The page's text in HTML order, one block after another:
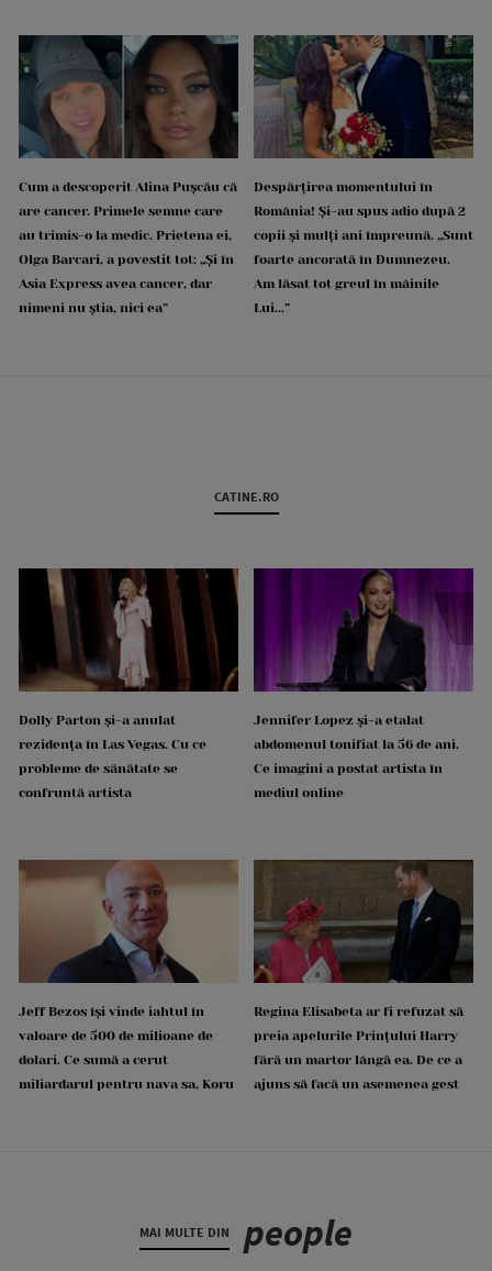
Cum a descoperit Alina Pușcău că
are cancer. Primele semne care
au trimis-o la medic. Prietena ei,
Olga Barcari, a povestit tot: „Și în
Asia Express avea cancer, dar
nimeni nu știa, nici ea”
Despărțirea momentului în
România! Și-au spus adio după 2
copii și mulți ani împreună. „Sunt
foarte ancorată în Dumnezeu.
Am lăsat tot greul în mâinile
Lui...”
CATINE.RO
Dolly Parton și-a anulat
rezidența în Las Vegas. Cu ce
probleme de sănătate se
confruntă artista
Jennifer Lopez și-a etalat
abdomenul tonifiat la 56 de ani.
Ce imagini a postat artista în
mediul online
Jeff Bezos își vinde iahtul în
valoare de 500 de milioane de
dolari. Ce sumă a cerut
miliardarul pentru nava sa, Koru
Regina Elisabeta ar fi refuzat să
preia apelurile Prințului Harry
fără un martor lângă ea. De ce a
ajuns să facă un asemenea gest
MAI MULTE DIN people